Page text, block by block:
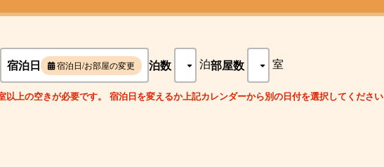
宿泊日 宿泊日/お部屋の変更 泊数 泊部屋数 室
以上の空きが必要です。 宿泊日を変えるか上記カレンダーから別の日付を選択してください